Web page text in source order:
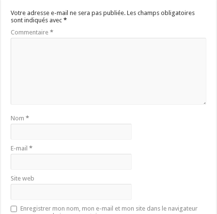
Votre adresse e-mail ne sera pas publiée. Les champs obligatoires
sont indiqués avec*
Commentaire*
Nom*
E-mail*
Site web
Enregistrer mon nom, mon e-mail et mon site dans le navigateur